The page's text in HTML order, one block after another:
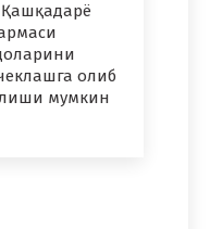
Қашқадарё
олиб
мумкин